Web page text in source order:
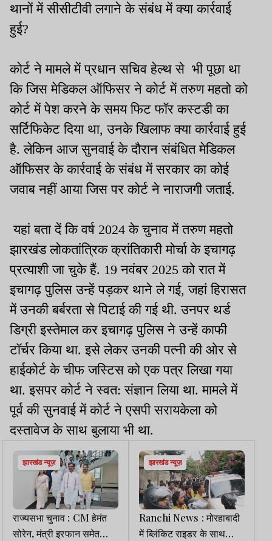
थानों में सीसीटीवी लगाने के संबंध में क्या कार्रवाई
हुई?
कोर्ट ने मामले में प्रधान सचिव हेल्थ से भी पूछा था
कि जिस मेडिकल ऑफिसर ने कोर्ट में तरुण महतो को
कोर्ट में पेश करने के समय फिट फॉर कस्टडी का
सर्टिफिकेट दिया था, उनके खिलाफ क्या कार्रवाई हुई
है. लेकिन आज सुनवाई के दौरान संबंधित मेडिकल
ऑफिसर के कार्रवाई के संबंध में सरकार का कोई
जवाब नहीं आया जिस पर कोर्ट ने नाराजगी जताई.
यहां बता दें कि वर्ष 2024 के चुनाव में तरुण महतो
झारखंड लोकतांत्रिक क्रांतिकारी मोर्चा के इचागढ़
प्रत्याशी जा चुके हैं. 19 नवंबर 2025 को रात में
इचागढ़ पुलिस उन्हें पड़कर थाने ले गई, जहां हिरासत
में उनकी बर्बरता से पिटाई की गई थी. उनपर थर्ड
डिग्री इस्तेमाल कर इचागढ़ पुलिस ने उन्हें काफी
टॉर्चर किया था. इसे लेकर उनकी पत्नी की ओर से
हाईकोर्ट के चीफ जस्टिस को एक पत्र लिखा गया
था. इसपर कोर्ट ने स्वत: संज्ञान लिया था. मामले में
पूर्व की सुनवाई में कोर्ट ने एसपी सरायकेला को
दस्तावेज के साथ बुलाया भी था.
झारखंड न्यूज़
राज्यसभा चुनाव : CM हेमंत
सोरेन, मंत्री इरफान समेत
झारखंड न्यूज़
Ranchi News : मोरहाबादी
में ब्लिंकिट राइडर के साथ